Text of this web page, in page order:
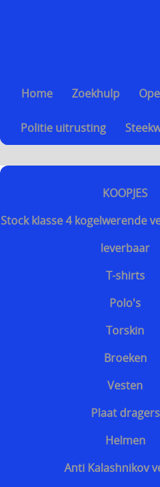
Home Zoekhulp
Politie uitrusting
KOOPJES
Stock klasse 4 kogelwerende
leverbaar
T-shirts
Polo's
Torskin
Broeken
Vesten
Plaat dragers
Helmen
Anti Kalashnikov